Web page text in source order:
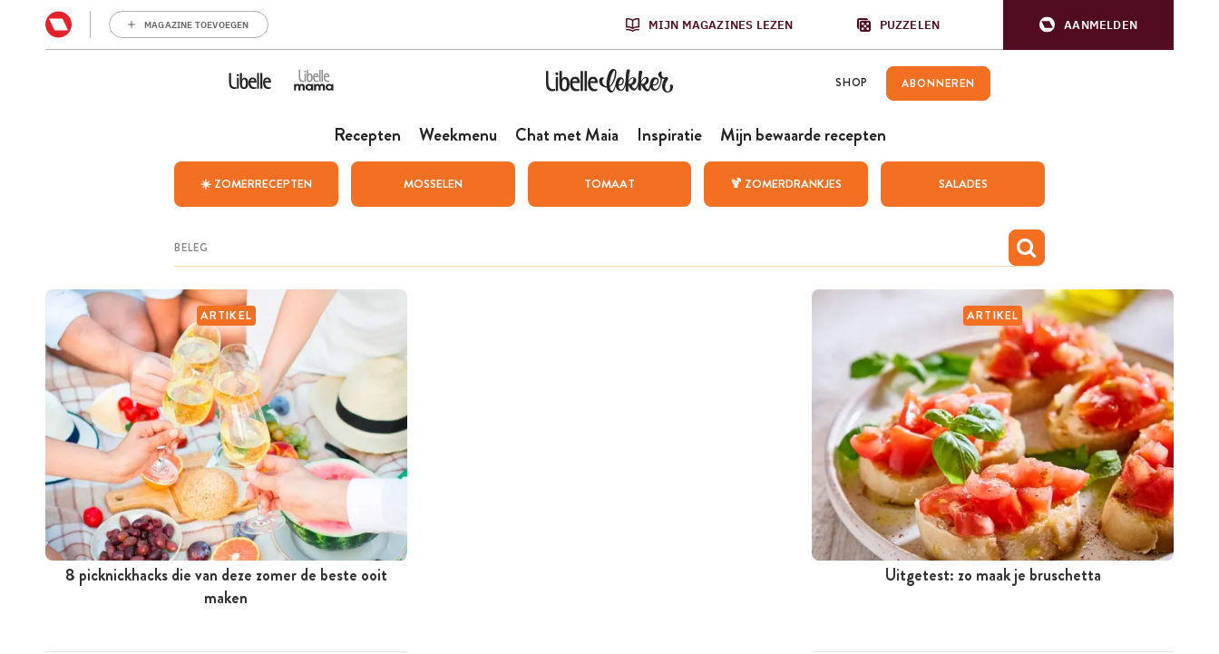
MAGAZINE TOEVOEGEN MIJN MAGAZINES LEZEN PUZZELEN AANMELDEN
SHOP ABONNEREN
Recepten Weekmenu Chat met Maia Inspiratie Mijn bewaarde recepten
☀️ ZOMERRECEPTEN MOSSELEN TOMAAT 🍹 ZOMERDRANKJES SALADES
ARTIKEL
8 picknickhacks die van deze zomer de beste ooit
maken
ARTIKEL
Uitgetest: zo maak je bruschetta